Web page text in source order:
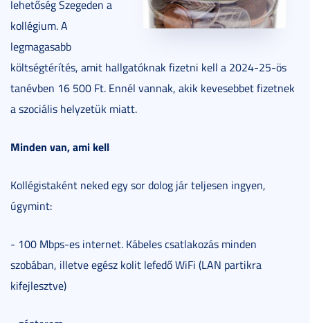
lehetőség Szegeden a
kollégium. A
legmagasabb
költségtérítés, amit hallgatóknak fizetni kell a 2024-25-ös
tanévben 16 500 Ft. Ennél vannak, akik kevesebbet fizetnek
a szociális helyzetük miatt.
Minden van, ami kell
Kollégistaként neked egy sor dolog jár teljesen ingyen,
úgymint:
- 100 Mbps-es internet. Kábeles csatlakozás minden
szobában, illetve egész kolit lefedő WiFi (LAN partikra
kifejlesztve)